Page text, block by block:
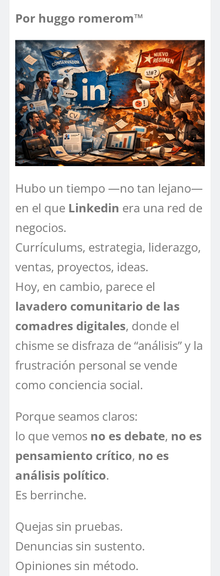
Por huggo romerom™
Hubo un tiempo —no tan lejano—
en el que Linkedin era una red de
negocios.
Currículums, estrategia, liderazgo,
ventas, proyectos, ideas.
Hoy, en cambio, parece el
lavadero comunitario de las
comadres digitales, donde el
chisme se disfraza de “análisis” y la
frustración personal se vende
como conciencia social.
Porque seamos claros:
lo que vemos no es debate, no es
pensamiento crítico, no es
análisis político.
Es berrinche.
Quejas sin pruebas.
Denuncias sin sustento.
Opiniones sin método.